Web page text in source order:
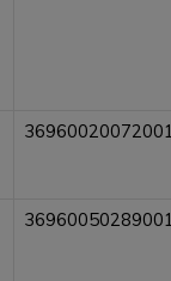
36960020072001
36960050289001